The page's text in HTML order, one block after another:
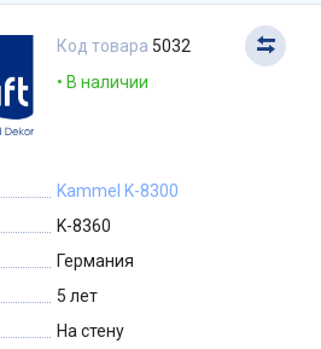
Код товара 5032
В наличии
Kammel K-8300
K-8360
Германия
5 лет
На стену